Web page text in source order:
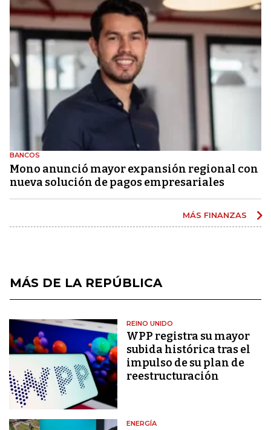
BANCOS
Mono anunció mayor expansión regional con
nueva solución de pagos empresariales
MÁS FINANZAS
MÁS DE LA REPÚBLICA
REINO UNIDO
WPP registra su mayor
subida histórica tras el
impulso de su plan de
reestructuración
ENERGÍA